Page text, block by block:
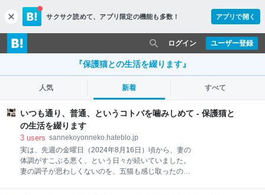
c
l
o
s
サクサク読めて、 アプリ限定の機能も多数！ アプリで開く
ユーザー登録
ログイン
『保護猫との生活を綴ります』
人気 新着 すべて
いつも通り、普通、というコトバを噛みしめて - 保護猫と
の生活を綴ります
3 users sannekoyonneko.hateblo.jp
実は、先週の金曜日（2024年8月16日）頃から、妻の
体調がすこぶる悪く、という日々が続いていました。
妻の調子が思わしくないのを、五猫も感じ取ったので